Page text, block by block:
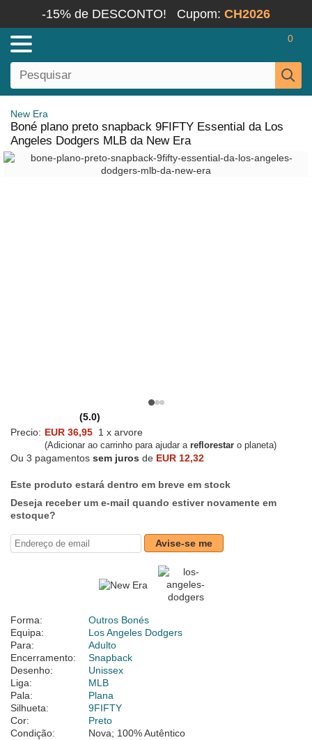
-15% de DESCONTO! Cupom: CH2026
0
New Era
Boné plano preto snapback 9FIFTY Essential da Los
Angeles Dodgers MLB da New Era
(5.0)
Precio: EUR 36,95 1 x arvore
(Adicionar ao carrinho para ajudar a reflorestar o planeta)
Ou 3 pagamentos sem juros de EUR 12,32
Este produto estará dentro em breve em stock
Deseja receber um e-mail quando estiver novamente em
estoque?
Avise-se me
Forma:
Outros Bonés
Equipa:
Los Angeles Dodgers
Para:
Adulto
Encerramento:
Snapback
Desenho:
Unissex
Liga:
MLB
Pala:
Plana
Silhueta:
9FIFTY
Cor:
Preto
Condição:
Nova; 100% Autêntico